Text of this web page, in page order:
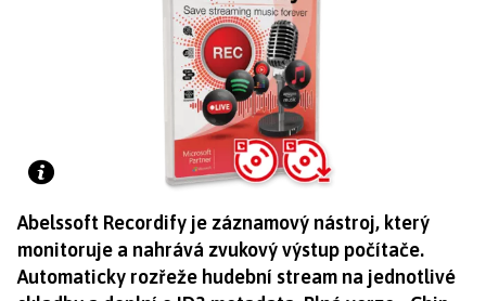
Abelssoft Recordify je záznamový nástroj, který
monitoruje a nahrává zvukový výstup počítače.
Automaticky rozřeže hudební stream na jednotlivé